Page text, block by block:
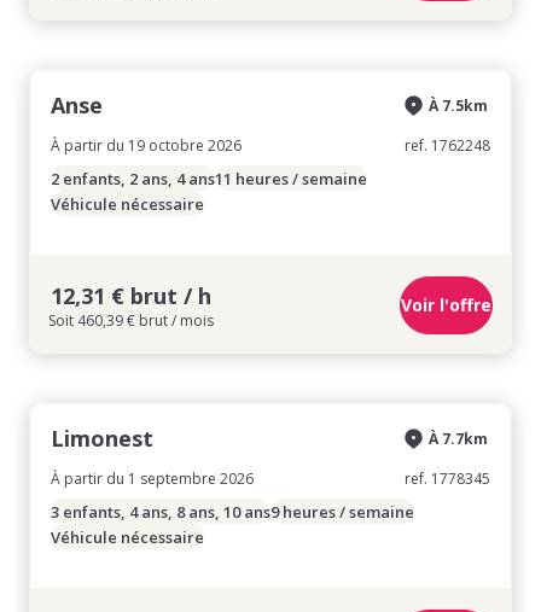
Anse
À partir du 19 octobre 2026
À 7.5km
ref. 1762248
2 enfants, 2 ans, 4 ans11 heures / semaine
Véhicule nécessaire
12,31 € brut / h
Soit 460,39 € brut / mois
Voir l'offre
Limonest
À partir du 1 septembre 2026
À 7.7km
ref. 1778345
3 enfants, 4 ans, 8 ans, 10 ans9 heures / semaine
Véhicule nécessaire